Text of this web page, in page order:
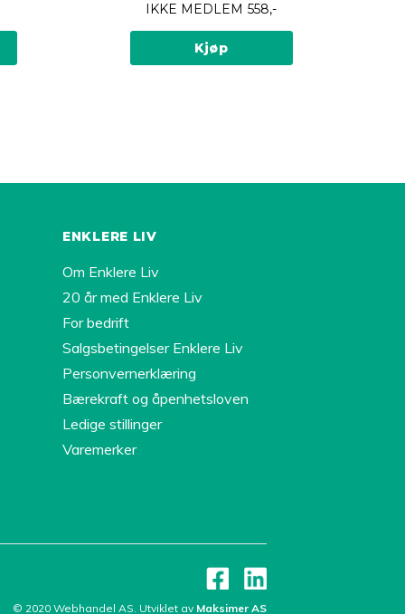
IKKE MEDLEM 558,-
Kjøp
ENKLERE LIV
Om Enklere Liv
20 år med Enklere Liv
For bedrift
Salgsbetingelser Enklere Liv
Personvernerklæring
Bærekraft og åpenhetsloven
Ledige stillinger
Varemerker
© 2020 Webhandel AS. Utviklet av Maksimer AS